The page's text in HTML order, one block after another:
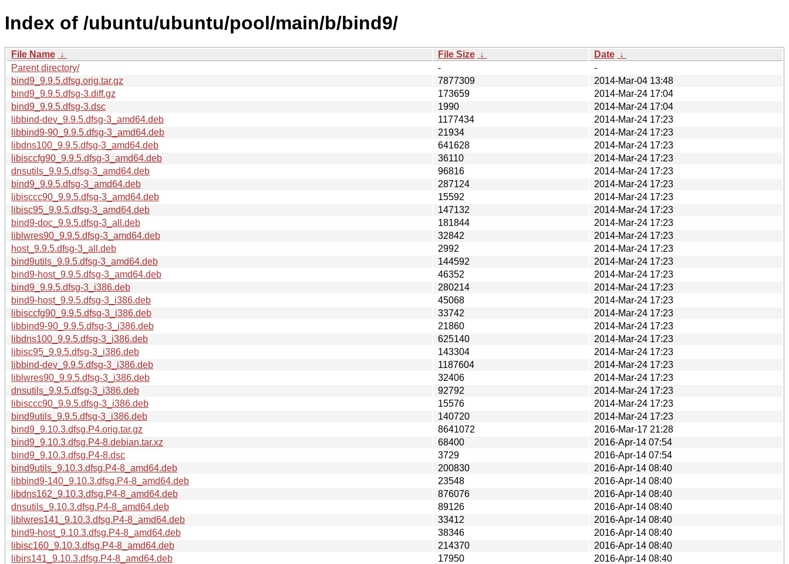
Index of /ubuntu/ubuntu/pool/main/b/bind9/
File Name ↓ File Size ↓ Date ↓
Parent directory/
-
-
bind9_9.9.5.dfsg.orig.tar.gz
7877309
2014-Mar-04 13:48
bind9_9.9.5.dfsg-3.diff.gz
173659
2014-Mar-24 17:04
bind9_9.9.5.dfsg-3.dsc
1990
2014-Mar-24 17:04
libbind-dev_9.9.5.dfsg-3_amd64.deb
1177434
2014-Mar-24 17:23
libbind9-90_9.9.5.dfsg-3_amd64.deb
21934
2014-Mar-24 17:23
libdns100_9.9.5.dfsg-3_amd64.deb
641628
2014-Mar-24 17:23
libisccfg90_9.9.5.dfsg-3_amd64.deb
36110
2014-Mar-24 17:23
dnsutils_9.9.5.dfsg-3_amd64.deb
96816
2014-Mar-24 17:23
bind9_9.9.5.dfsg-3_amd64.deb
287124
2014-Mar-24 17:23
libisccc90_9.9.5.dfsg-3_amd64.deb
15592
2014-Mar-24 17:23
libisc95_9.9.5.dfsg-3_amd64.deb
147132
2014-Mar-24 17:23
bind9-doc_9.9.5.dfsg-3_all.deb
181844
2014-Mar-24 17:23
liblwres90_9.9.5.dfsg-3_amd64.deb
32842
2014-Mar-24 17:23
host_9.9.5.dfsg-3_all.deb
2992
2014-Mar-24 17:23
bind9utils_9.9.5.dfsg-3_amd64.deb
144592
2014-Mar-24 17:23
bind9-host_9.9.5.dfsg-3_amd64.deb
46352
2014-Mar-24 17:23
bind9_9.9.5.dfsg-3_i386.deb
280214
2014-Mar-24 17:23
bind9-host_9.9.5.dfsg-3_i386.deb
45068
2014-Mar-24 17:23
libisccfg90_9.9.5.dfsg-3_i386.deb
33742
2014-Mar-24 17:23
libbind9-90_9.9.5.dfsg-3_i386.deb
21860
2014-Mar-24 17:23
libdns100_9.9.5.dfsg-3_i386.deb
625140
2014-Mar-24 17:23
libisc95_9.9.5.dfsg-3_i386.deb
143304
2014-Mar-24 17:23
libbind-dev_9.9.5.dfsg-3_i386.deb
1187604
2014-Mar-24 17:23
liblwres90_9.9.5.dfsg-3_i386.deb
32406
2014-Mar-24 17:23
dnsutils_9.9.5.dfsg-3_i386.deb
92792
2014-Mar-24 17:23
libisccc90_9.9.5.dfsg-3_i386.deb
15576
2014-Mar-24 17:23
bind9utils_9.9.5.dfsg-3_i386.deb
140720
2014-Mar-24 17:23
bind9_9.10.3.dfsg.P4.orig.tar.gz
8641072
2016-Mar-17 21:28
bind9_9.10.3.dfsg.P4-8.debian.tar.xz
68400
2016-Apr-14 07:54
bind9_9.10.3.dfsg.P4-8.dsc
3729
2016-Apr-14 07:54
bind9utils_9.10.3.dfsg.P4-8_amd64.deb
200830
2016-Apr-14 08:40
libbind9-140_9.10.3.dfsg.P4-8_amd64.deb
23548
2016-Apr-14 08:40
libdns162_9.10.3.dfsg.P4-8_amd64.deb
876076
2016-Apr-14 08:40
dnsutils_9.10.3.dfsg.P4-8_amd64.deb
89126
2016-Apr-14 08:40
liblwres141_9.10.3.dfsg.P4-8_amd64.deb
33412
2016-Apr-14 08:40
bind9-host_9.10.3.dfsg.P4-8_amd64.deb
38346
2016-Apr-14 08:40
libisc160_9.10.3.dfsg.P4-8_amd64.deb
214370
2016-Apr-14 08:40
libirs141_9.10.3.dfsg.P4-8_amd64.deb
17950
2016-Apr-14 08:40